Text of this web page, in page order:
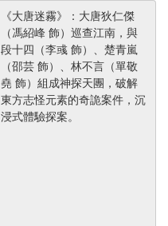
《大唐迷霧》：大唐狄仁傑
（馮紹峰 飾）巡查江南，與
段十四（李彧 飾）、楚青嵐
（邵芸 飾）、林不言（單敬
堯 飾）組成神探天團，破解
東方志怪元素的奇詭案件，沉
浸式體驗探案。